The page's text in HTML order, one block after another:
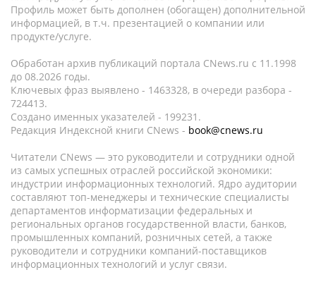
Профиль может быть дополнен (обогащен) дополнительной
информацией, в т.ч. презентацией о компании или
продукте/услуге.
Обработан архив публикаций портала CNews.ru c 11.1998
до 08.2026 годы.
Ключевых фраз выявлено - 1463328, в очереди разбора -
724413.
Создано именных указателей - 199231.
Редакция Индексной книги CNews - book@cnews.ru
Читатели CNews — это руководители и сотрудники одной
из самых успешных отраслей российской экономики:
индустрии информационных технологий. Ядро аудитории
составляют топ-менеджеры и технические специалисты
департаментов информатизации федеральных и
региональных органов государственной власти, банков,
промышленных компаний, розничных сетей, а также
руководители и сотрудники компаний-поставщиков
информационных технологий и услуг связи.